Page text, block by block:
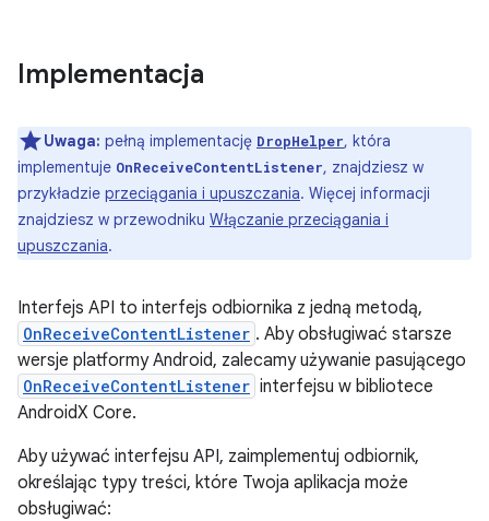
Implementacja
Uwaga: pełną implementację DropHelper, która
implementuje OnReceiveContentListener, znajdziesz w
przykładzie przeciągania i upuszczania. Więcej informacji
znajdziesz w przewodniku Włączanie przeciągania i
upuszczania.
Interfejs API to interfejs odbiornika z jedną metodą,
OnReceiveContentListener . Aby obsługiwać starsze
wersje platformy Android, zalecamy używanie pasującego
OnReceiveContentListener interfejsu w bibliotece
AndroidX Core.
Aby używać interfejsu API, zaimplementuj odbiornik,
określając typy treści, które Twoja aplikacja może
obsługiwać: